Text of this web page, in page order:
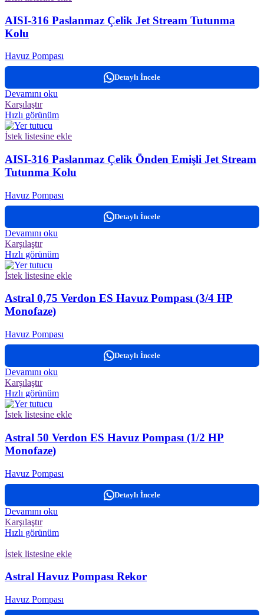
AISI-316 Paslanmaz Çelik Jet Stream Tutunma
Kolu
Havuz Pompası
Detaylı İncele
Devamını oku
Karşılaştır
Hızlı görünüm
İstek listesine ekle
AISI-316 Paslanmaz Çelik Önden Emişli Jet Stream
Tutunma Kolu
Havuz Pompası
Detaylı İncele
Devamını oku
Karşılaştır
Hızlı görünüm
İstek listesine ekle
Astral 0,75 Verdon ES Havuz Pompası (3/4 HP
Monofaze)
Havuz Pompası
Detaylı İncele
Devamını oku
Karşılaştır
Hızlı görünüm
İstek listesine ekle
Astral 50 Verdon ES Havuz Pompası (1/2 HP
Monofaze)
Havuz Pompası
Detaylı İncele
Devamını oku
Karşılaştır
Hızlı görünüm
İstek listesine ekle
Astral Havuz Pompası Rekor
Havuz Pompası